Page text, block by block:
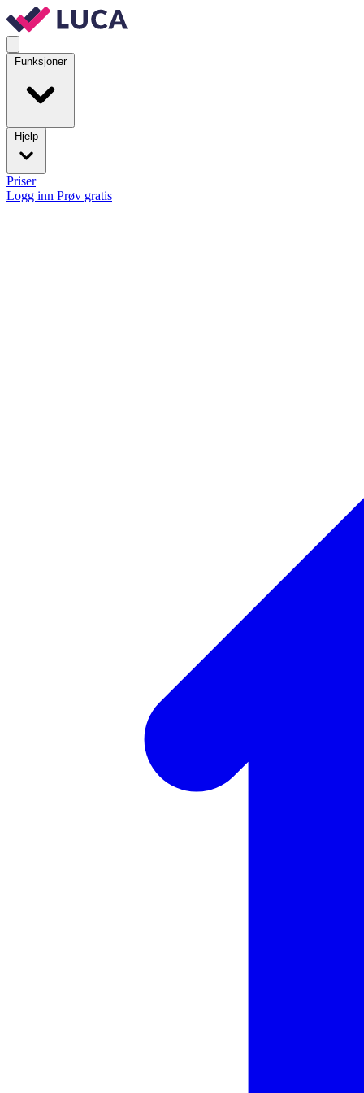
Funksjoner
Hjelp
Priser
Logg inn Prøv gratis